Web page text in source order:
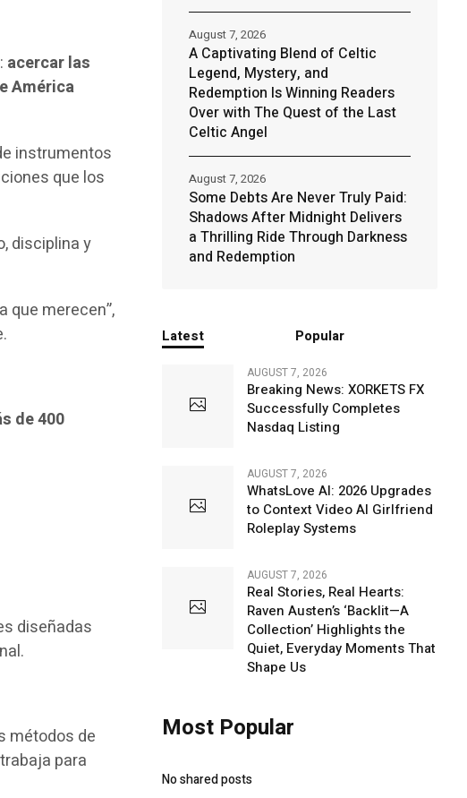
acercar las
América
instrumentos
que los
disciplina y
que merecen”,
de 400
diseñadas
métodos de
para
A Captivating Blend of Celtic
Legend, Mystery, and
Redemption Is Winning Readers
Over with The Quest of the Last
Celtic Angel
August 7, 2026
Some Debts Are Never Truly Paid:
Shadows After Midnight Delivers
a Thrilling Ride Through Darkness
and Redemption
August 7, 2026
Latest Popular
AUGUST 7, 2026
Breaking News: XORKETS FX
Successfully Completes
Nasdaq Listing
AUGUST 7, 2026
WhatsLove AI: 2026 Upgrades
to Context Video AI Girlfriend
Roleplay Systems
AUGUST 7, 2026
Real Stories, Real Hearts:
Raven Austen’s ‘Backlit—A
Collection’ Highlights the
Quiet, Everyday Moments That
Shape Us
Most Popular
No shared posts